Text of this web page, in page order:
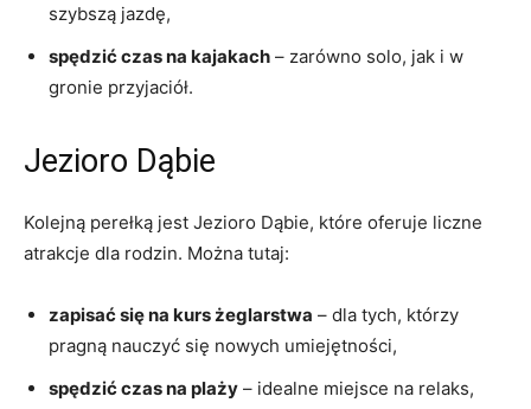
szybszą jazdę,
spędzić czas na kajakach – zarówno solo, jak i w
gronie przyjaciół.
Jezioro Dąbie
Kolejną perełką jest Jezioro Dąbie, które oferuje liczne
atrakcje dla rodzin. Można tutaj:
zapisać się na kurs żeglarstwa – dla tych, którzy
pragną nauczyć się nowych umiejętności,
spędzić czas na plaży – idealne miejsce na relaks,